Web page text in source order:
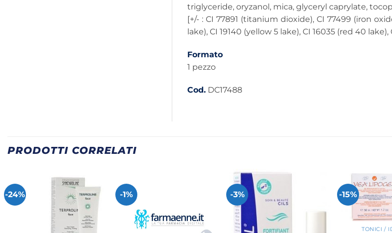
triglyceride, oryzanol, mica, glyceryl caprylate,
[+/- : CI 77891 (titanium dioxide), CI 77499 (iron
lake), CI 19140 (yellow 5 lake), CI 16035 (red 40
Formato
1 pezzo
Cod.DC17488
PRODOTTI CORRELATI
-24% -1% -3% -15%
TONICI /